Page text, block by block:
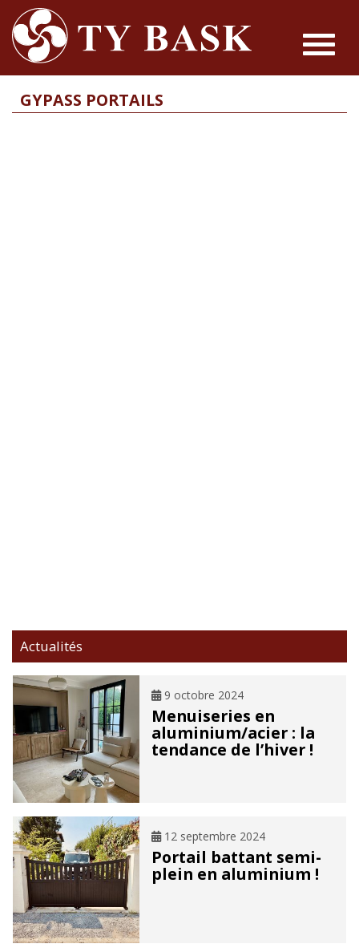
Toggle
GYPASS PORTAILS
Actualités
9 octobre 2024
Menuiseries en
aluminium/acier : la
tendance de l’hiver !
12 septembre 2024
Portail battant semi-
plein en aluminium !